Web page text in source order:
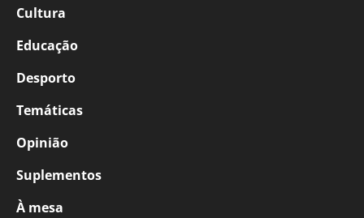
Cultura
Educação
Desporto
Temáticas
Opinião
Suplementos
À mesa